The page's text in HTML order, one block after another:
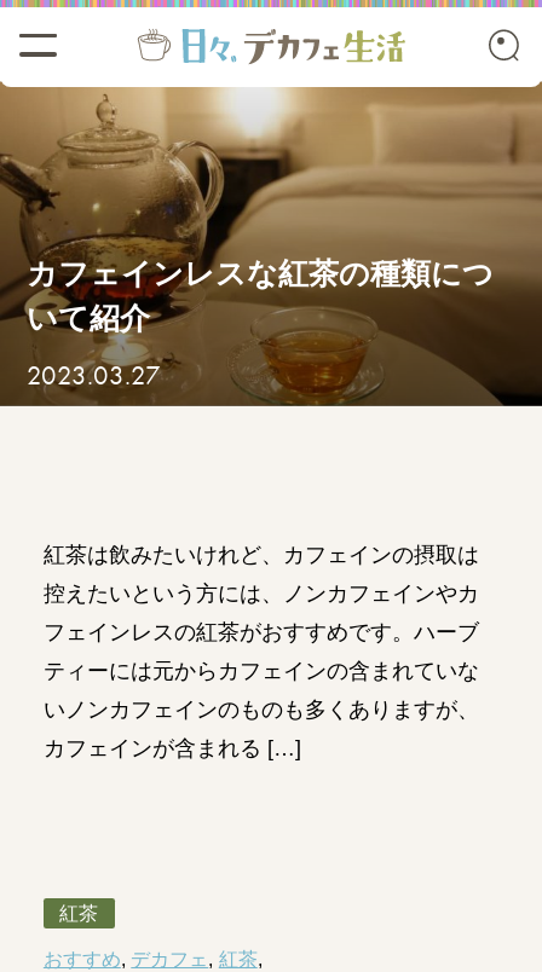
カフェインレスな紅茶の種類につ
いて紹介
2023.03.27
紅茶は飲みたいけれど、カフェインの摂取は
控えたいという方には、ノンカフェインやカ
フェインレスの紅茶がおすすめです。ハーブ
ティーには元からカフェインの含まれていな
いノンカフェインのものも多くありますが、
カフェインが含まれる […]
紅茶
おすすめ デカフェ 紅茶